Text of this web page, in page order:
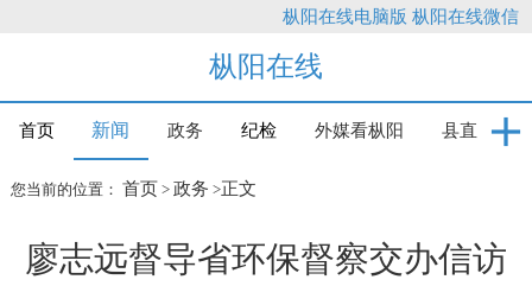
枞阳在线电脑版 枞阳在线微信
枞阳在线
首页 新闻 政务 纪检 外媒看枞阳 县直
您当前的位置： 首页 > 政务 >正文
廖志远督导省环保督察交办信访